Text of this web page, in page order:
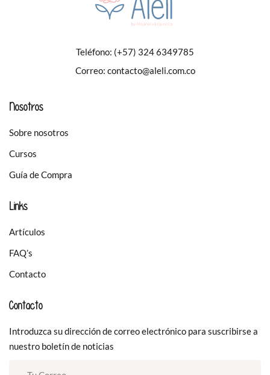
Teléfono: (+57) 324 6349785
Correo: contacto@aleli.com.co
Nosotros
Sobre nosotros
Cursos
Guía de Compra
Links
Artículos
FAQ’s
Contacto
Contacto
Introduzca su dirección de correo electrónico para suscribirse a
nuestro boletín de noticias